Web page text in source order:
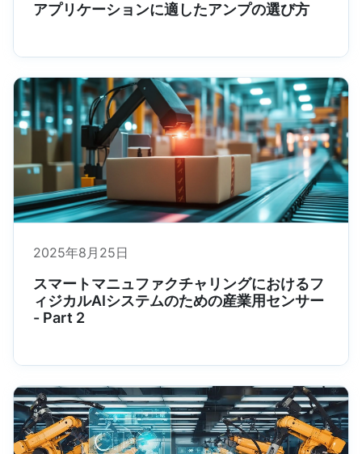
アプリケーションに適したアンプの選び方
2025年8月25日
スマートマニュファクチャリングにおけるフ
ィジカルAIシステムのための産業用センサー
- Part 2